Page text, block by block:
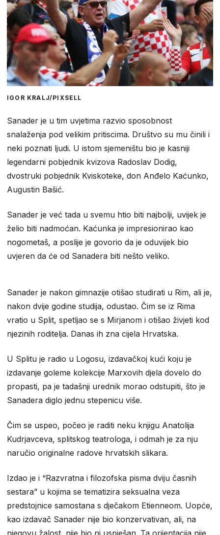
IGOR KRALJ/PIXSELL
Sanader je u tim uvjetima razvio sposobnost
snalaženja pod velikim pritiscima. Društvo su mu činili i
neki poznati ljudi. U istom sjemeništu bio je kasniji
legendarni pobjednik kvizova Radoslav Dodig,
dvostruki pobjednik Kviskoteke, don Anđelo Kaćunko,
Augustin Bašić.
Sanader je već tada u svemu htio biti najbolji, uvijek je
želio biti nadmoćan. Kaćunka je impresionirao kao
nogometaš, a poslije je govorio da je oduvijek bio
uvjeren da će od Sanadera biti nešto veliko.
Sanader je nakon gimnazije otišao studirati u Rim, ali je,
nakon dvije godine studija, odustao. Čim se iz Rima
vratio u Split, spetljao se s Mirjanom i otišao živjeti kod
njezinih roditelja. Danas ih zna cijela Hrvatska.
U Splitu je radio u Logosu, izdavačkoj kući koju je
izdavanje goleme kolekcije Marxovih djela dovelo do
propasti, pa je tadašnji urednik morao odstupiti, što je
Sanadera diglo jednu stepenicu više.
Čim se uspeo, počeo je raditi neku knjigu Anatolija
Kudrjavceva, splitskog teatrologa, i odmah je za nju
naručio originalne radove hrvatskih slikara.
Izdao je i “Razvratna i filozofska pisma dviju časnih
sestara” u kojima se tematizira seksualna veza
predstojnice samostana s dječakom Etienneom. Uopće,
kao izdavač Sanader nije bio konzervativan, ali, na